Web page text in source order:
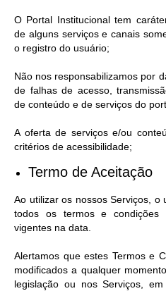
O Portal Institucional tem
de alguns serviços e canais
o registro do usuário;
Não nos responsabilizamos por
de falhas de acesso,
de conteúdo e de serviços do
A oferta de serviços e/ou
critérios de acessibilidade;
Termo de Aceitação
Ao utilizar os nossos Serviços, o
todos os termos e condições
vigentes na data.
Alertamos que estes Termos e
modificados a qualquer
legislação ou nos Serviços,